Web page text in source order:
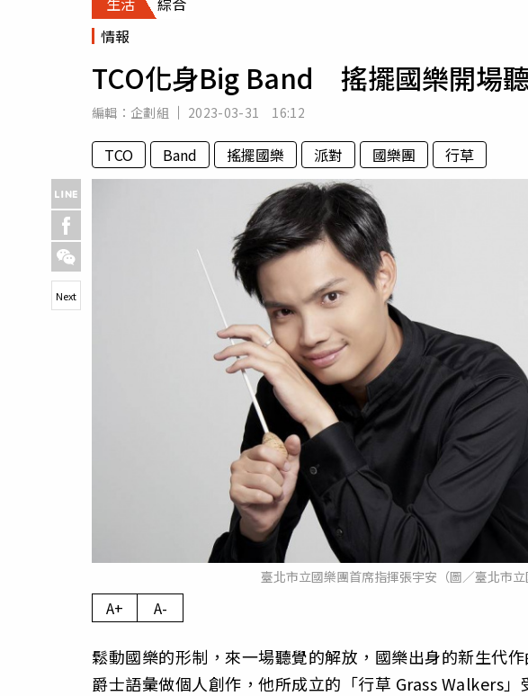
房產新勢力
情報
TCO化身Big Band 搖擺國樂開場
編輯： 企劃組 2023-03-31 16:12
TCO Band 搖擺國樂 派對 國樂團 行草
臺北市立國樂團首席指揮張宇安（圖／臺北市
Next
A+ A-
鬆動國樂的形制，來一場聽覺的解放，國樂出身的新生代
爵士語彙做個人創作，他所成立的「行草 Grass Walkers